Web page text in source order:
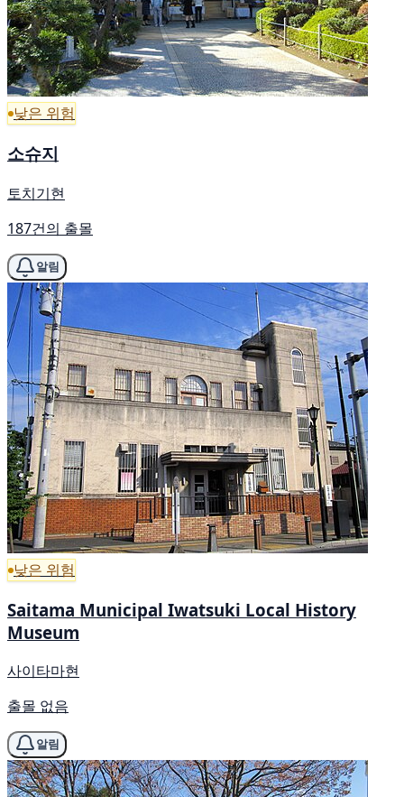
낮은 위험
소슈지
토치기현
187건의 출몰
알림
낮은 위험
Saitama Municipal Iwatsuki Local History
Museum
사이타마현
출몰 없음
알림